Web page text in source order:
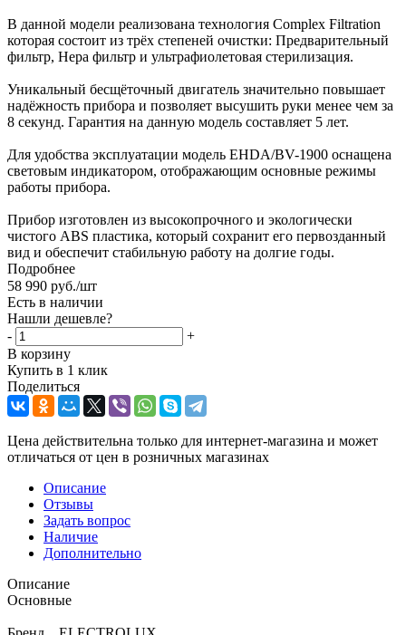
В данной модели реализована технология Complex Filtration
которая состоит из трёх степеней очистки: Предварительный
фильтр, Hepa фильтр и ультрафиолетовая стерилизация.
Уникальный бесщёточный двигатель значительно повышает
надёжность прибора и позволяет высушить руки менее чем за
8 секунд. Гарантия на данную модель составляет 5 лет.
Для удобства эксплуатации модель EHDA/BV-1900 оснащена
световым индикатором, отображающим основные режимы
работы прибора.
Прибор изготовлен из высокопрочного и экологически
чистого ABS пластика, который сохранит его первозданный
вид и обеспечит стабильную работу на долгие годы.
Подробнее
58 990 руб./шт
Есть в наличии
Нашли дешевле?
-
+
В корзину
Купить в 1 клик
Поделиться
Цена действительна только для интернет-магазина и может
отличаться от цен в розничных магазинах
Описание
Отзывы
Задать вопрос
Наличие
Дополнительно
Описание
Основные